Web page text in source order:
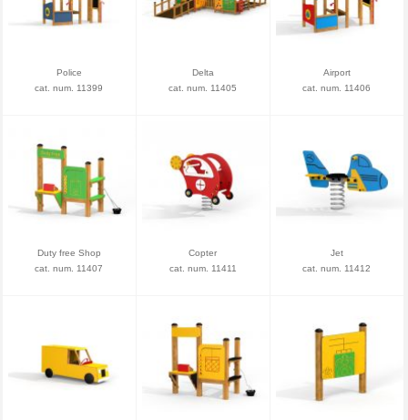
Police
cat. num. 11399
Delta
cat. num. 11405
Airport
cat. num. 11406
Duty free Shop
cat. num. 11407
Copter
cat. num. 11411
Jet
cat. num. 11412